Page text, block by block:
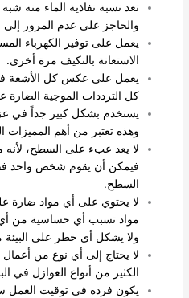
تعد نسبة نفاذية الماء منه
والحاجز على عدم المرور إلى
يعمل على توفير الكهرباء
الاستعانة بالتكيف مرة أخرى.
يعمل على عكس كل الأشعة
كل الترددات الموجية الضارة
يستخدم بشكل كبير جداً في
وهذه تعتبر من أهم المميزات
لا يعد عبء على السطح، لأنه
فيمكن أن يقوم شخص واحد
السطح.
لا يحتوي على أي مواد ضارة
مواد تسبب أي حساسية من
ولا يشكل أي خطر على
لا يحتاج إلى أي نوع من أعمال
الكثير من أنواع العوازل في
يكون فرده في توقيت العمل